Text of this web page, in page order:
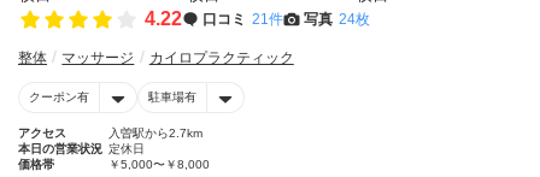
4.22 口コミ 21件 写真 24枚
整体 マッサージ カイロプラクティック
クーポン有 駐車場有
アクセス
入曽駅から2.7km
本日の営業状況 定休日
価格帯
￥5,000〜￥8,000